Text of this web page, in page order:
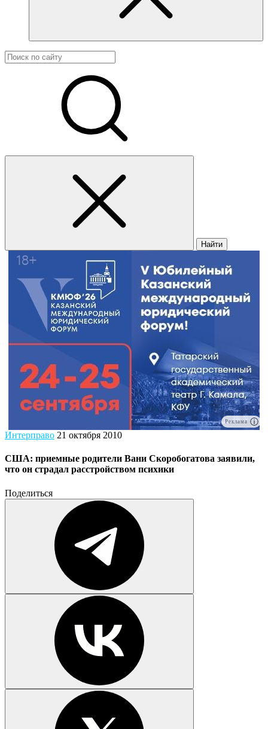
Найти
Реклама
Интерправо 21 октября 2010
США: приемные родители Вани Скоробогатова заявили,
что он страдал расстройством психики
Поделиться